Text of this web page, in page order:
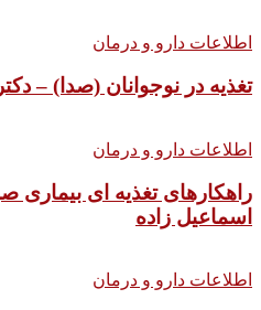
اطلاعات دارو و درمان
تغذیه در نوجوانان (صدا) –
اطلاعات دارو و درمان
راهکارهای تغذیه ای بیماری
اسماعیل زاده
اطلاعات دارو و درمان